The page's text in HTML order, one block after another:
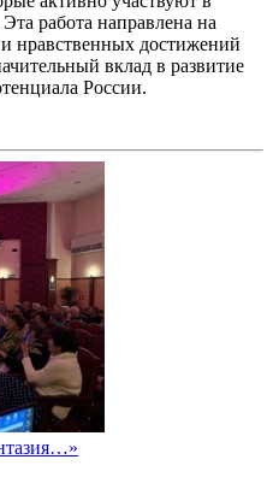
работа направлена на
нравственных достижений
вклад в развитие
России.